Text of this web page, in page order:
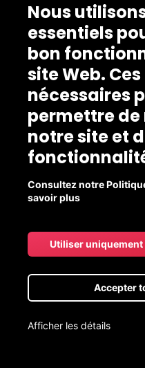
Nous
essentiels
bon
site Web.
nécessaires
permettre
notre site et
Consultez notre
savoir plus
Utiliser
Accepter
Afficher les détails